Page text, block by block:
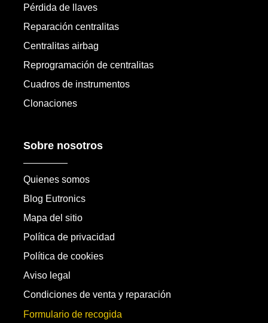
Pérdida de llaves
Reparación centralitas
Centralitas airbag
Reprogramación de centralitas
Cuadros de instrumentos
Clonaciones
Sobre nosotros
Quienes somos
Blog Eutronics
Mapa del sitio
Política de privacidad
Política de cookies
Aviso legal
Condiciones de venta y reparación
Formulario de recogida